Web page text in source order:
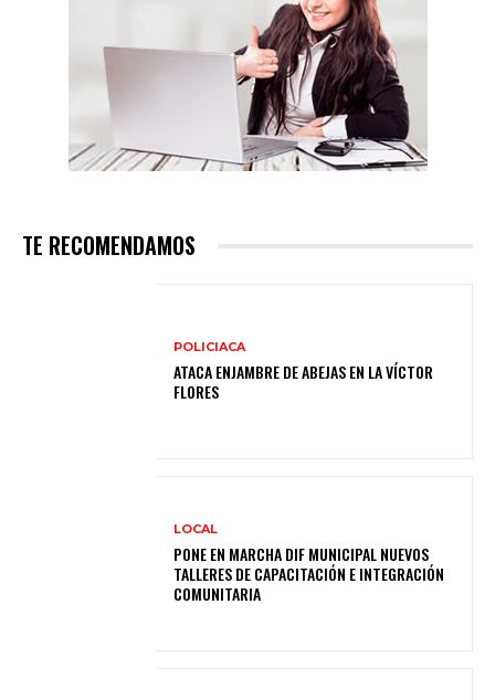
TE RECOMENDAMOS
POLICIACA
ATACA ENJAMBRE DE ABEJAS EN LA VÍCTOR
FLORES
LOCAL
PONE EN MARCHA DIF MUNICIPAL NUEVOS
TALLERES DE CAPACITACIÓN E INTEGRACIÓN
COMUNITARIA